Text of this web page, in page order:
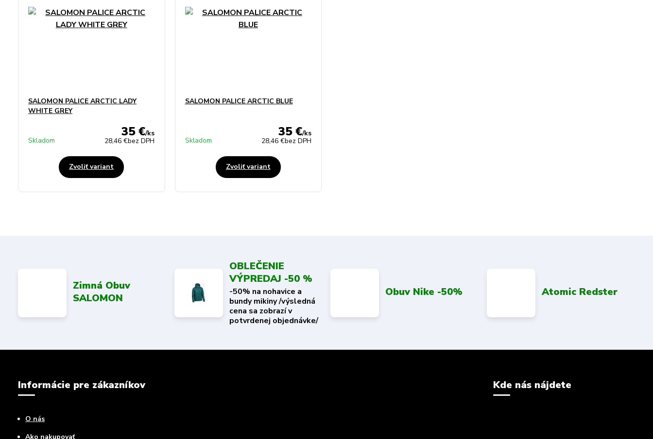
SALOMON PALICE ARCTIC LADY
WHITE GREY
35 €/ks
28,46 €bez DPH
Skladom
Zvoliť variant
SALOMON PALICE ARCTIC BLUE
35 €/ks
28,46 €bez DPH
Skladom
Zvoliť variant
Zimná Obuv
SALOMON
OBLEČENIE
VÝPREDAJ -50 %
-50% na nohavice a
bundy mikiny /výsledná
cena sa zobrazí v
potvrdenej objednávke/
Obuv Nike -50% Atomic Redster
Informácie pre zákazníkov
O nás
Ako nakupovať
Kde nás nájdete